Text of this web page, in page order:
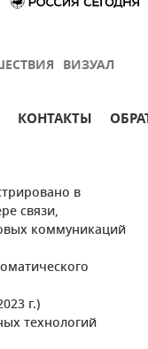
ВИЗУАЛ
КОНТАКТЫ
в
связи,
коммуникаций
г.)
технологий